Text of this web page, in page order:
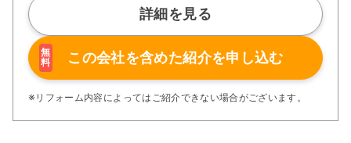
制」などが高い信頼を得ています。
また、大規模リフォームに習熟した施工管理者が現場を統
括する「専属棟梁制」、豊富な実績に裏付けられた充実の
施工マニュアルや検査体制により高い施工品質を実現。
さらに、住友不動産のリフォームならではの充実の保証、
アフターサービス体制で工事後も安心です。
ぜひ、あなたの大切なお住まいの再生を私たちにお任せく
詳細を見る
無
料
この会社を含めた紹介を申し込む
※リフォーム内容によってはご紹介できない場合がございます。